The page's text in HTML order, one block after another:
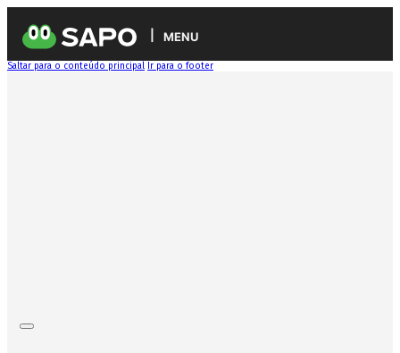
MENU
Saltar para o conteúdo principal Ir para o footer